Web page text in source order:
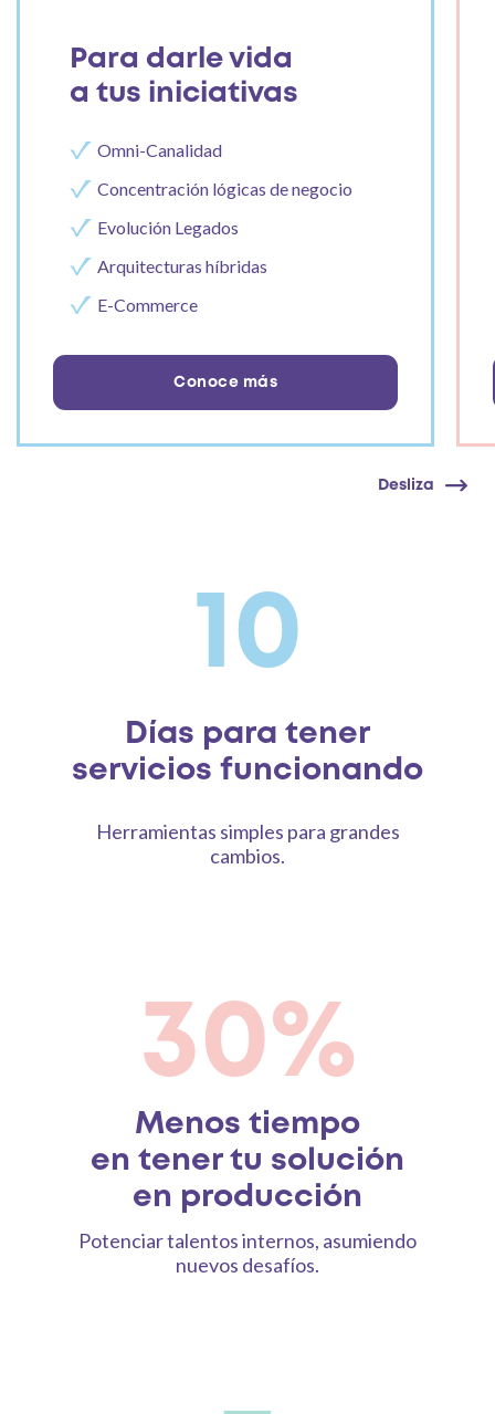
Para darle vida
a tus iniciativas
Omni-Canalidad
Concentración lógicas de negocio
Evolución Legados
Arquitecturas híbridas
E-Commerce
Conoce más
Desliza
10
Días para tener
servicios funcionando
Herramientas simples para grandes
cambios.
30%
Menos tiempo
en tener tu solución
en producción
Potenciar talentos internos, asumiendo
nuevos desafíos.